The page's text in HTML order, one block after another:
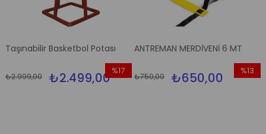
Taşınabilir Basketbol Potası
₺2.499,00
₺2.999,00
%17
İndirim
ANTREMAN MERDİVENİ 6 MT
₺650,00
₺750,00
%13